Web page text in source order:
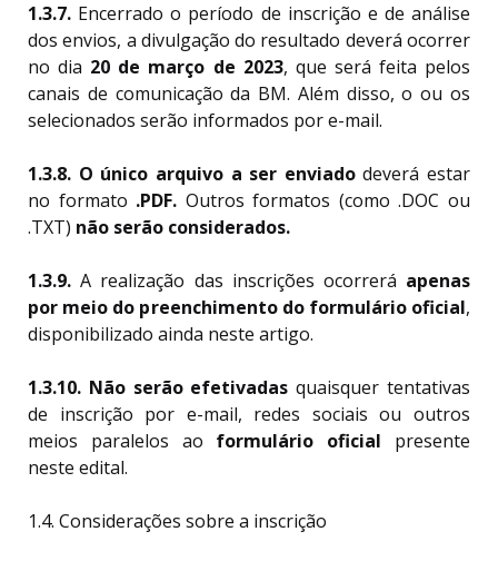
1.3.7. Encerrado o período de inscrição e de análise
dos envios, a divulgação do resultado deverá ocorrer
no dia 20 de março de 2023, que será feita pelos
canais de comunicação da BM. Além disso, o ou os
selecionados serão informados por e-mail.
1.3.8. O único arquivo a ser enviadodeverá estar
no formato .PDF. Outros formatos (como .DOC ou
.TXT) não serão considerados.
1.3.9. A realização das inscrições ocorrerá apenas
por meio do preenchimento do formulário oficial,
disponibilizado ainda neste artigo.
1.3.10. Não serão efetivadas quaisquer tentativas
de inscrição por e-mail, redes sociais ou outros
meios paralelos ao formulário oficial presente
neste edital.
1.4. Considerações sobre a inscrição